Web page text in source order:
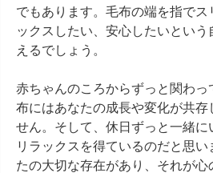
でもあります。毛布の端を指でス
ックスしたい、安心したいとい
えるでしょう。
赤ちゃんのころからずっと関わ
布にはあなたの成長や変化が共存
せん。そして、休日ずっと一緒
リラックスを得ているのだと思
たの大切な存在があり、それが